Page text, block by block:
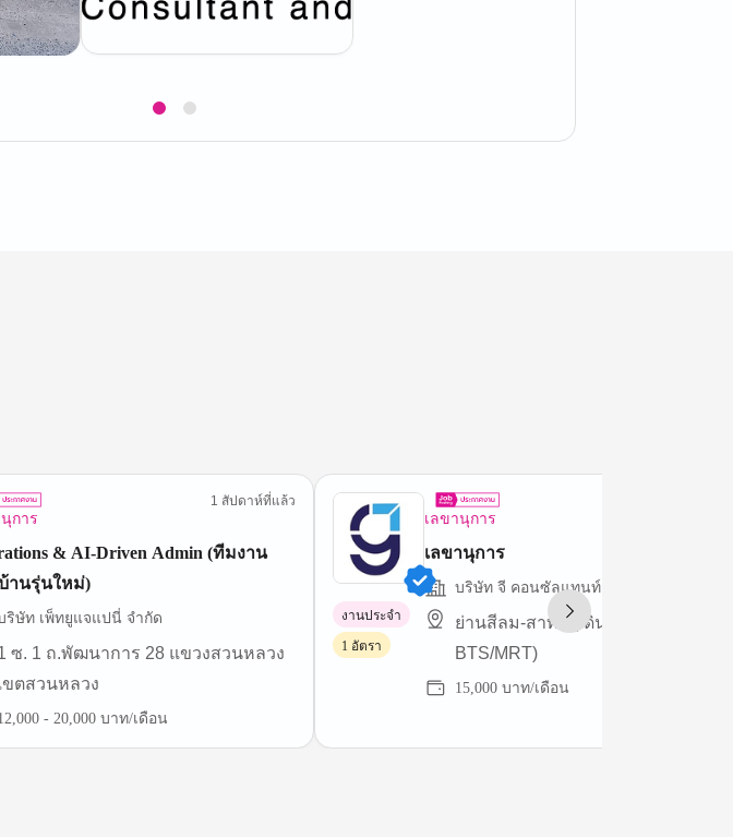
การ
1 สัปดาห์ที่แล้ว
& AI-Driven Admin (ทีมงาน
านรุ่นใหม่)
ริษัท เพ็ทยูแจแปนี่ จำกัด
ซ. 1 ถ.พัฒนาการ 28 แขวงสวนหลวง
ขตสวนหลวง
- 20,000 บาท/เดือน
เลขานุการ
เลขานุการ
บริษัท จี คอนซัลแทนท์ จำกัด
ย่านสีลม-สาทร (เดินทางสะดวก ใกล้
BTS/MRT)
15,000 บาท/เดือน
งานประจำ
1 อัตรา